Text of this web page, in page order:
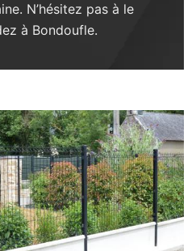
N’hésitez pas à le
à Bondoufle.